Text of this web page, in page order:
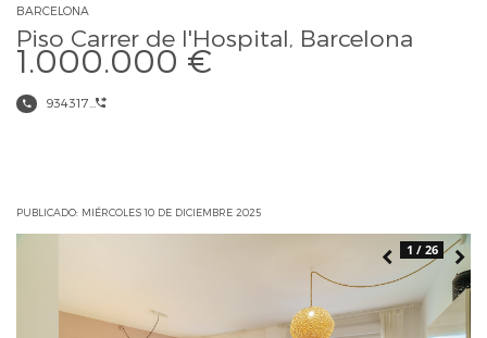
BARCELONA
Piso Carrer de l'Hospital, Barcelona
1.000.000 €
934317...
PUBLICADO: MIÉRCOLES 10 DE DICIEMBRE 2025
1 / 26